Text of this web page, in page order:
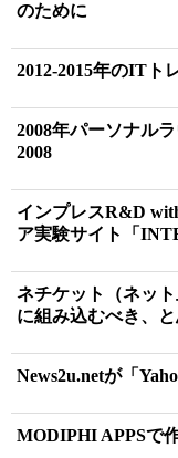
のために
2012-2015年のITト
2008年パーソナル
2008
インプレスR&D
ア実験サイト「
ネチケット（ネッ
に組み込むべき、と
News2u.netが「
MODIPHI APPSで